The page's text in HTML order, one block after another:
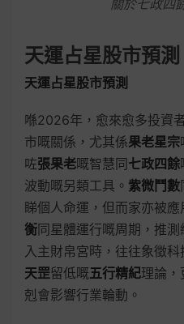
關於七政四
天運占星股市預測
天運占星股市預測
喺2026年，愈來愈多投資
市嘅關係，尤其係果老星宗
咗張果老嘅智慧同七政四餘
波動嘅另類工具。 紫微鬥數
睇個人命運，但而家亦被
衡同星體運行嘅周期，推
入主財帛宮時，往往象徵
天罡留低嘅五行精紀理論，
剋會影響行業輪動。